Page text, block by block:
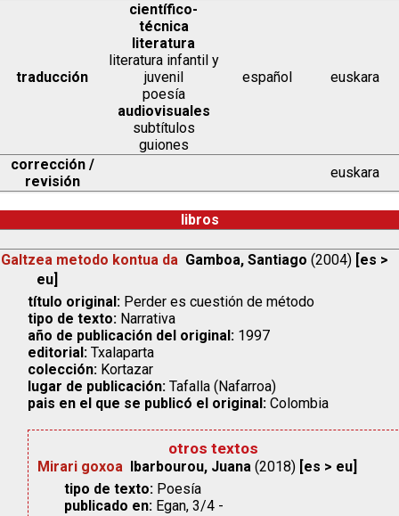
traducción
científico-
técnica
literatura
literatura infantil y
juvenil
poesía
audiovisuales
subtítulos
guiones
español euskara
corrección /
revisión
euskara
libros
Galtzea metodo kontua da Gamboa, Santiago (2004) [es >
eu]
título original: Perder es cuestión de método
tipo de texto: Narrativa
año de publicación del original: 1997
editorial: Txalaparta
colección: Kortazar
lugar de publicación: Tafalla (Nafarroa)
pais en el que se publicó el original: Colombia
otros textos
Mirari goxoa Ibarbourou, Juana (2018) [es > eu]
tipo de texto: Poesía
publicado en: Egan, 3/4 -